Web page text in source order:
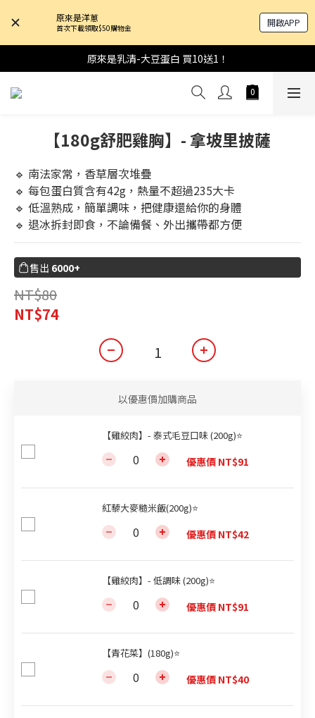
原來是洋蔥
首次下載領取$50購物金 開啟APP
原來是乳清-大豆蛋白 買10送1！
【180g舒肥雞胸】- 拿坡里披薩
🔹 南法家常，香草層次堆疊
🔹 每包蛋白質含有42g，熱量不超過235大卡
🔹 低溫熟成，簡單調味，把健康還給你的身體
🔹 退冰拆封即食，不論備餐、外出攜帶都方便
售出 6000+
NT$80
NT$74
以優惠價加購商品
【雞絞肉】- 泰式毛豆口味 (200g)⭐
優惠價 NT$91
紅藜大麥糙米飯(200g)⭐
優惠價 NT$42
【雞絞肉】- 低調味 (200g)⭐
優惠價 NT$91
【青花菜】(180g)⭐
優惠價 NT$40